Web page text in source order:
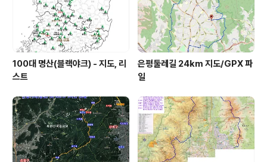
100대 명산(블랙야크) - 지도, 리
스트
은평둘레길 24km 지도/GPX 파
일